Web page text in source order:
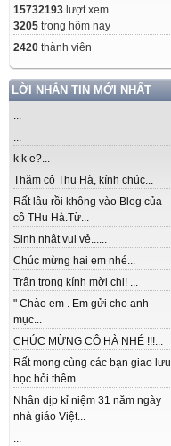
15732193 lượt xem
3205 trong hôm nay
2420 thành viên
LỜI NHẮN TIN MỚI NHẤT
...
...
k k e?...
Thăm cô Thu Hà, kính chúc...
Rất lâu rồi không vào Blog của
cô THu Hà.Từ...
Sinh nhật vui vẻ......
Chúc mừng hai em nhé...
Trân trọng kính mời chị! ...
" Chào em . Em gửi cho anh
mục...
CHÚC MỪNG CÔ HÀ NHÉ !!!...
Rất mong cùng các bạn giao lưu
học hỏi thêm....
Nhân dịp kỉ niệm 31 năm ngày
nhà giáo Việt...
...